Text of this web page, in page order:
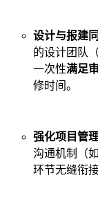
设计与报建
的设计团队
一次性满足
修时间。
强化项目管
沟通机制（
环节无缝衔